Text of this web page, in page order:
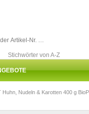
Stichwörter von A-Z
Huhn, Nudeln & Karotten 400 g